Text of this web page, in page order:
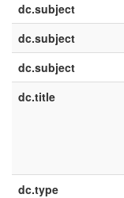
dc.subject
dc.subject
dc.subject
dc.title
dc.type